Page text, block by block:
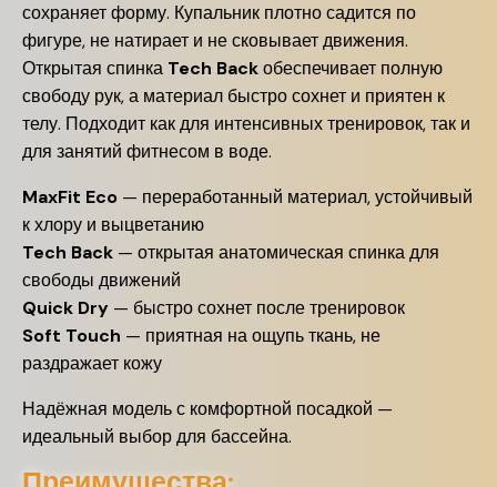
сохраняет форму. Купальник плотно садится по
фигуре, не натирает и не сковывает движения.
Открытая спинка Tech Backобеспечивает полную
свободу рук, а материал быстро сохнет и приятен к
телу. Подходит как для интенсивных тренировок, так и
для занятий фитнесом в воде.
MaxFit Eco — переработанный материал, устойчивый
к хлору и выцветанию
Tech Back — открытая анатомическая спинка для
свободы движений
Quick Dry — быстро сохнет после тренировок
Soft Touch — приятная на ощупь ткань, не
раздражает кожу
Надёжная модель с комфортной посадкой —
идеальный выбор для бассейна.